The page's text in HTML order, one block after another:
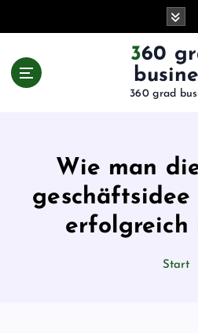
360 grad
360 grad
Wie man
erfolgreich
Start